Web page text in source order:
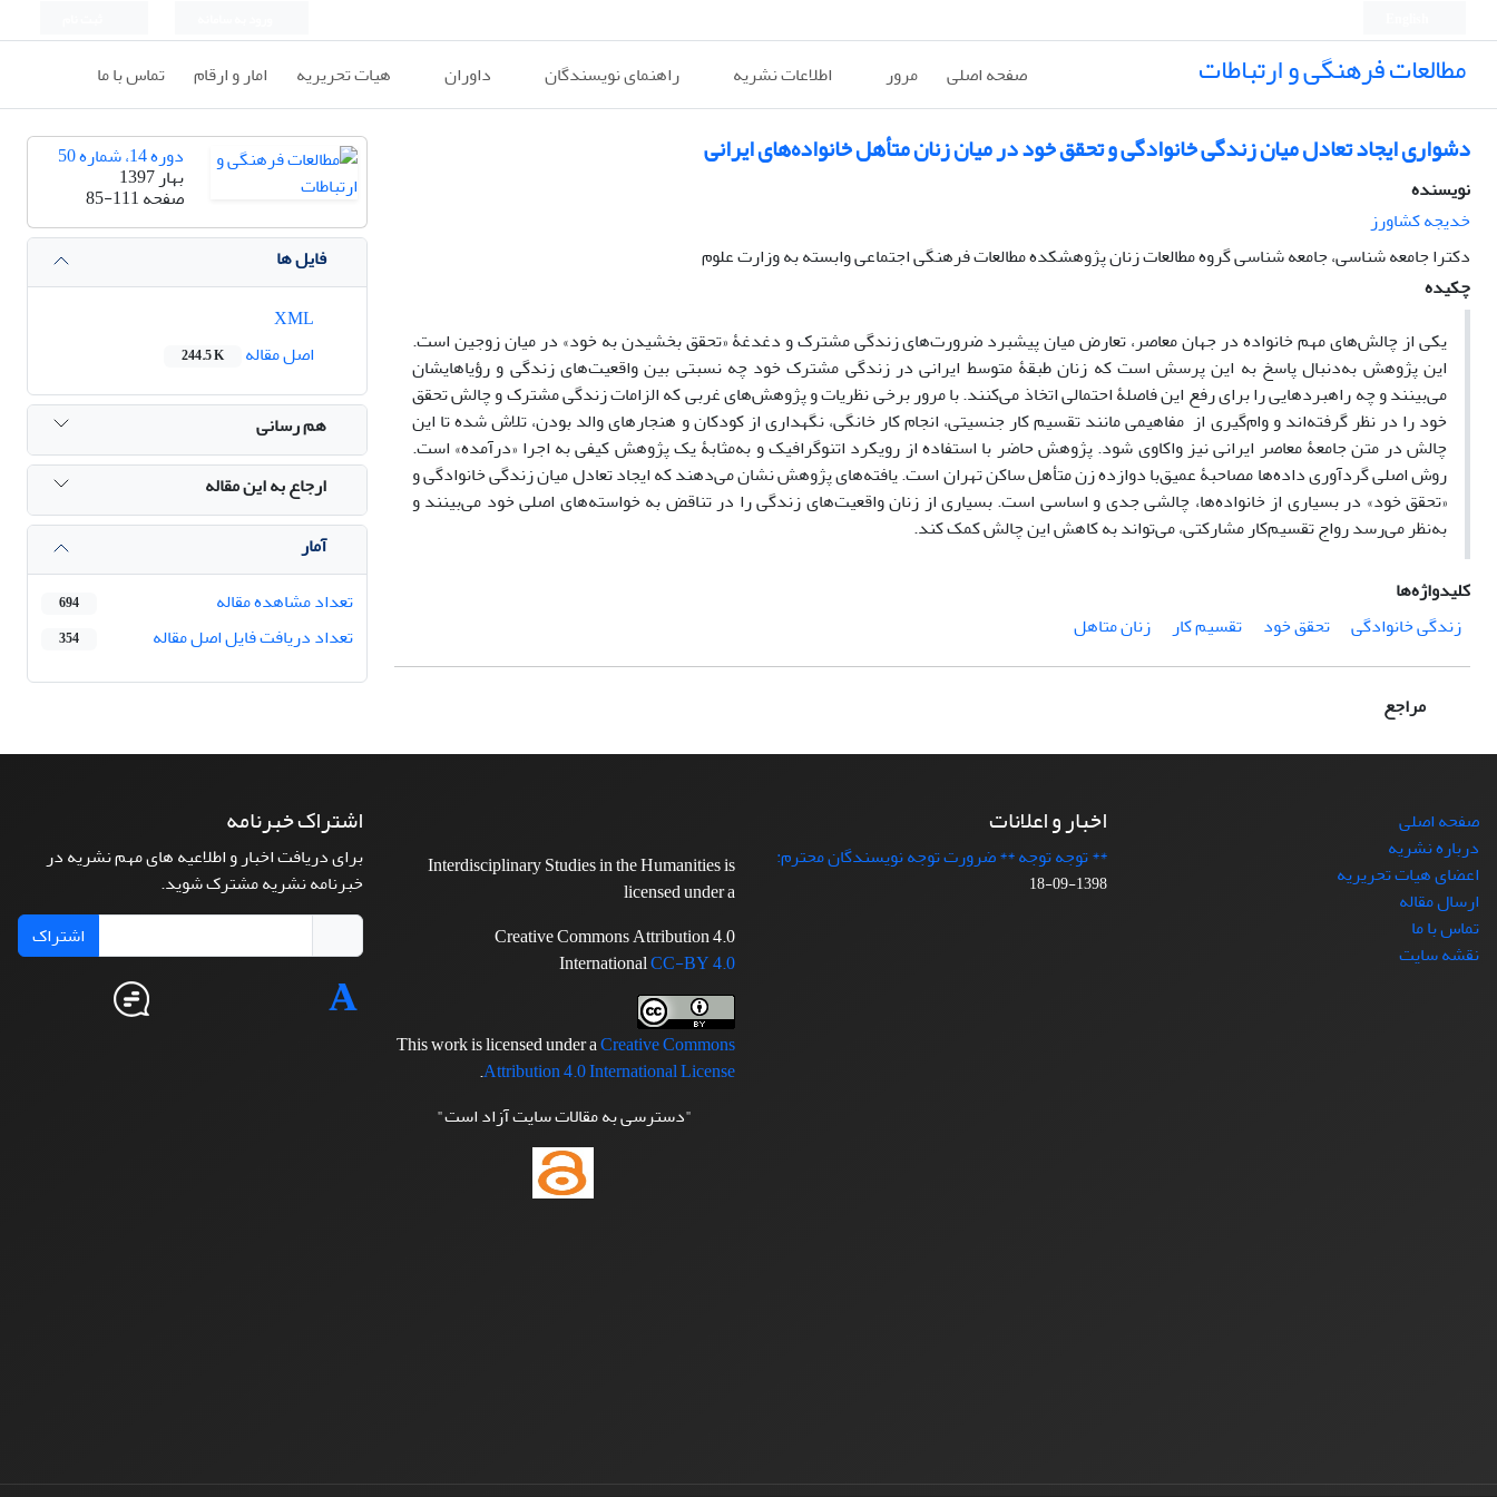
مطالعات فرهنگی و ارتباطات صفحه اصلی مرور اطلاعات نشریه راهنمای نویسندگان داوران هیات تحریریه امار و ارقام تماس با ما
دشواری ایجاد تعادل میان زندگی خانوادگی و تحقق خود در میان زنان متأهل خانواده‌های ایرانی
نویسنده
خدیجه کشاورز
دکترا جامعه شناسی، جامعه شناسی گروه مطالعات زنان پژوهشکده مطالعات فرهنگی اجتماعی وابسته به وزارت علوم
چکیده
یکی از چالش‌های مهم خانواده در جهان معاصر، تعارض میان پیشبرد ضرورت‌های زندگی مشترک و دغدغۀ «تحقق بخشیدن به خود» در میان زوجین است.
این پژوهش به‌دنبال پاسخ به این پرسش است که زنان طبقۀ متوسط ایرانی در زندگی مشترک خود چه نسبتی بین واقعیت‌های زندگی و رؤیاهایشان
می‌بینند و چه راهبردهایی را برای رفع این فاصلۀ احتمالی اتخاذ می‌کنند. با مرور برخی نظریات و پژوهش‌های غربی که الزامات زندگی مشترک و چالش تحقق
خود را در نظر گرفته‌اند و وام‌گیری از مفاهیمی مانند تقسیم کار جنسیتی، انجام کار خانگی، نگهداری از کودکان و هنجارهای والد بودن، تلاش شده تا این
چالش در متن جامعۀ معاصر ایرانی نیز واکاوی شود. پژوهش‌ حاضر ‌با استفاده از رویکرد اتنوگرافیک و به‌مثابۀ یک پژوهش کیفی به اجرا «درآمده» است.
روش اصلی گردآوری داده‌ها مصاحبۀ عمیق‌با دوازده زن متأهل ساکن تهران است. یافته‌های پژوهش نشان می‌دهند که ایجاد تعادل میان زندگی خانوادگی و
«تحقق خود» در بسیاری از خانواده‌ها، چالشی جدی و اساسی است. بسیاری از زنان واقعیت‌های زندگی را در تناقض‌ به خواسته‌های اصلی خود می‌بینند و
به‌نظر می‌رسد رواج تقسیم‌کار مشارکتی، می‌تواند به کاهش این چالش کمک کند.
کلیدواژه‌ها
زندگی خانوادگی
تحقق خود تقسیم کار زنان متاهل
مراجع
دوره 14، شماره 50
بهار 1397
صفحه85-111
فایل ها
اصل مقاله
244.5 K
هم رسانی
ارجاع به این مقاله
آمار
تعداد مشاهده مقاله
694
تعداد دریافت فایل اصل مقاله 354
صفحه اصلی
درباره نشریه
اعضای هیات تحریریه
ارسال مقاله
تماس با ما
نقشه سایت
اخبار و اعلانات
** توجه توجه ** ضرورت توجه نویسندگان محترم:
1398-09-18
Interdisciplinary Studies in the Humanities is
licensed under a
Creative Commons Attribution 4.0
InternationalCC-BY 4.0
This work is licensed under aCreative Commons
Attribution 4.0 International License
.
"دسترسی به مقالات سایت آزاد است"
اشتراک خبرنامه
برای دریافت اخبار و اطلاعیه های مهم نشریه در
خبرنامه نشریه مشترک شوید.
اشتراک